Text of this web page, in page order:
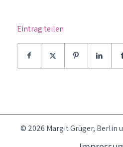
Eintrag teilen
© 2026 Margit Grüger, Berlin